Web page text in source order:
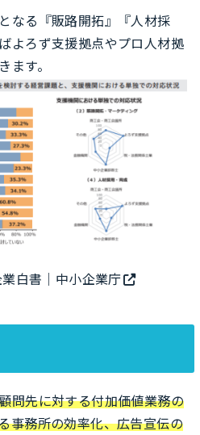
なる『販路開拓』『人材採
よろず支援拠点やプロ人材拠
ます。
白書｜中小企業庁
問先に対する付加価値業務の
事務所の効率化、広告宣伝の